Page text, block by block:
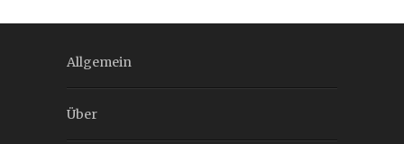
Allgemein
Über